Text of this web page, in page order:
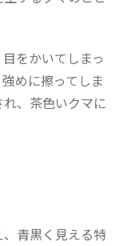
をかいてしまっ
めに擦ってしま
、茶色いクマに
青黒く見える特